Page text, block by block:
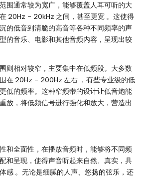
围通常较为宽广，能够覆盖人耳可听的大
20Hz – 20kHz 之间，甚至更宽 。这使得
的低音到清脆的高音等各种不同频率的声
的音乐、电影和其他音频内容，呈现出较
则相对较窄，主要集中在低频段。大多数
在 20Hz – 200Hz 左右 ，有些专业级的低
低的频率。这种窄频带的设计让低音炮能
放，将低频信号进行强化和放大，营造出
和全面性，在播放音频时，能够将不同频
和呈现，使得声音听起来自然、真实，具
感 。无论是细腻的人声、悠扬的弦乐，还